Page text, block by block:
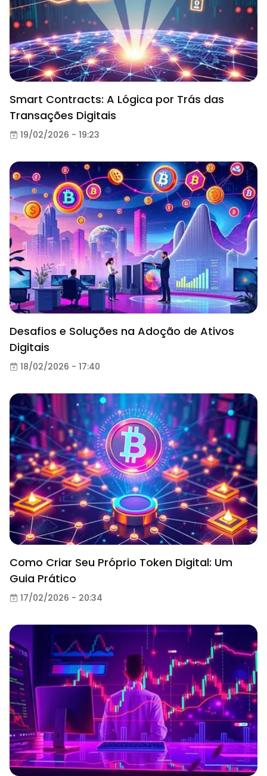
Smart Contracts: A Lógica por Trás das
Transações Digitais
19/02/2026 - 19:23
Desafios e Soluções na Adoção de Ativos
Digitais
18/02/2026 - 17:40
Como Criar Seu Próprio Token Digital: Um
Guia Prático
17/02/2026 - 20:34